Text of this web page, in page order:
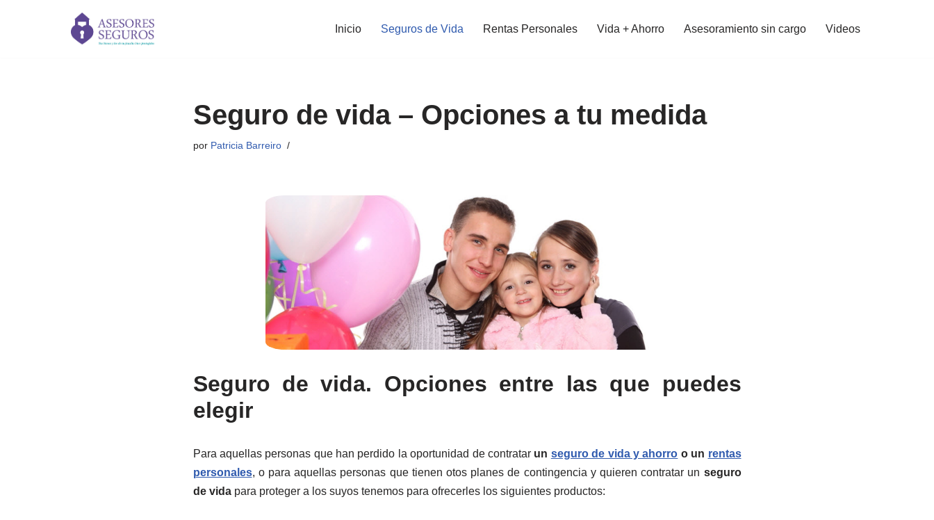
Inicio Seguros de Vida Rentas Personales Vida + Ahorro Asesoramiento sin cargo Videos
Seguro de vida – Opciones a tu medida
por Patricia Barreiro
Seguro de vida. Opciones entre las que puedes
elegir
Para aquellas personas que han perdido la oportunidad de contratar un seguro de vida y ahorro o un rentas
personales, o para aquellas personas que tienen otos planes de contingencia y quieren contratar un seguro
de vidapara proteger a los suyos tenemos para ofrecerles los siguientes productos: